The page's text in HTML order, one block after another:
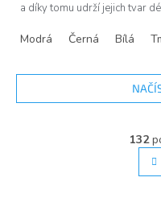
a díky tomu udrží jejich tvar
Modrá Černá Bílá
132